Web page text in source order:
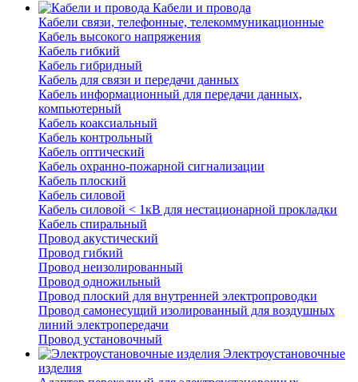
Кабели и провода
Кабели связи, телефонные, телекоммуникационные
Кабель высокого напряжения
Кабель гибкий
Кабель гибридный
Кабель для связи и передачи данных
Кабель информационный для передачи данных,
компьютерный
Кабель коаксиальный
Кабель контрольный
Кабель оптический
Кабель охранно-пожарной сигнализации
Кабель плоский
Кабель силовой
Кабель силовой < 1кВ для нестационарной прокладки
Кабель спиральный
Провод акустический
Провод гибкий
Провод неизолированный
Провод одножильный
Провод плоский для внутренней электропроводки
Провод самонесущий изолированный для воздушных
линий электропередачи
Провод установочный
Электроустановочные
изделия